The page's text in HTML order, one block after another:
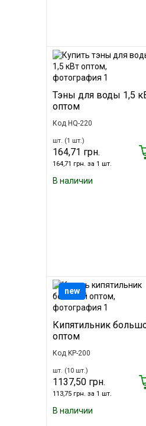
Тэны для воды 1,5
оптом
Код HQ-220
шт. (1 шт.)
164,71 грн.
164,71 грн. за 1 шт.
В наличии
Кипятильник
оптом
Код KP-200
шт. (10 шт.)
1137,50 грн.
113,75 грн. за 1 шт.
В наличии
new